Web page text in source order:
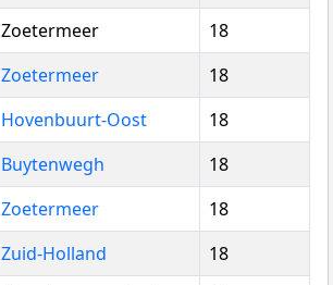
Zoetermeer
18
Zoetermeer
18
Hovenbuurt-Oost
18
Buytenwegh
18
Zoetermeer
18
Zuid-Holland
18